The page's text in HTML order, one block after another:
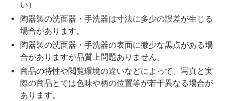
い）
陶器製の洗面器・手洗器は寸法に多少の誤差が生じる
場合があります。
陶器製の洗面器・手洗器の表面に微少な黒点がある場
合がありますが品質上問題ありません。
商品の特性や閲覧環境の違いなどによって、写真と実
際の商品とでは色味や柄の位置等が若干異なる場合が
あります。